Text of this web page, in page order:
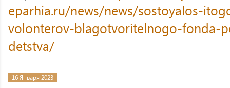
eparhia.ru/news/news/sostoyalos-
volonterov-blagotvoritelnogo-fonda-
detstva/
16 Января 2023